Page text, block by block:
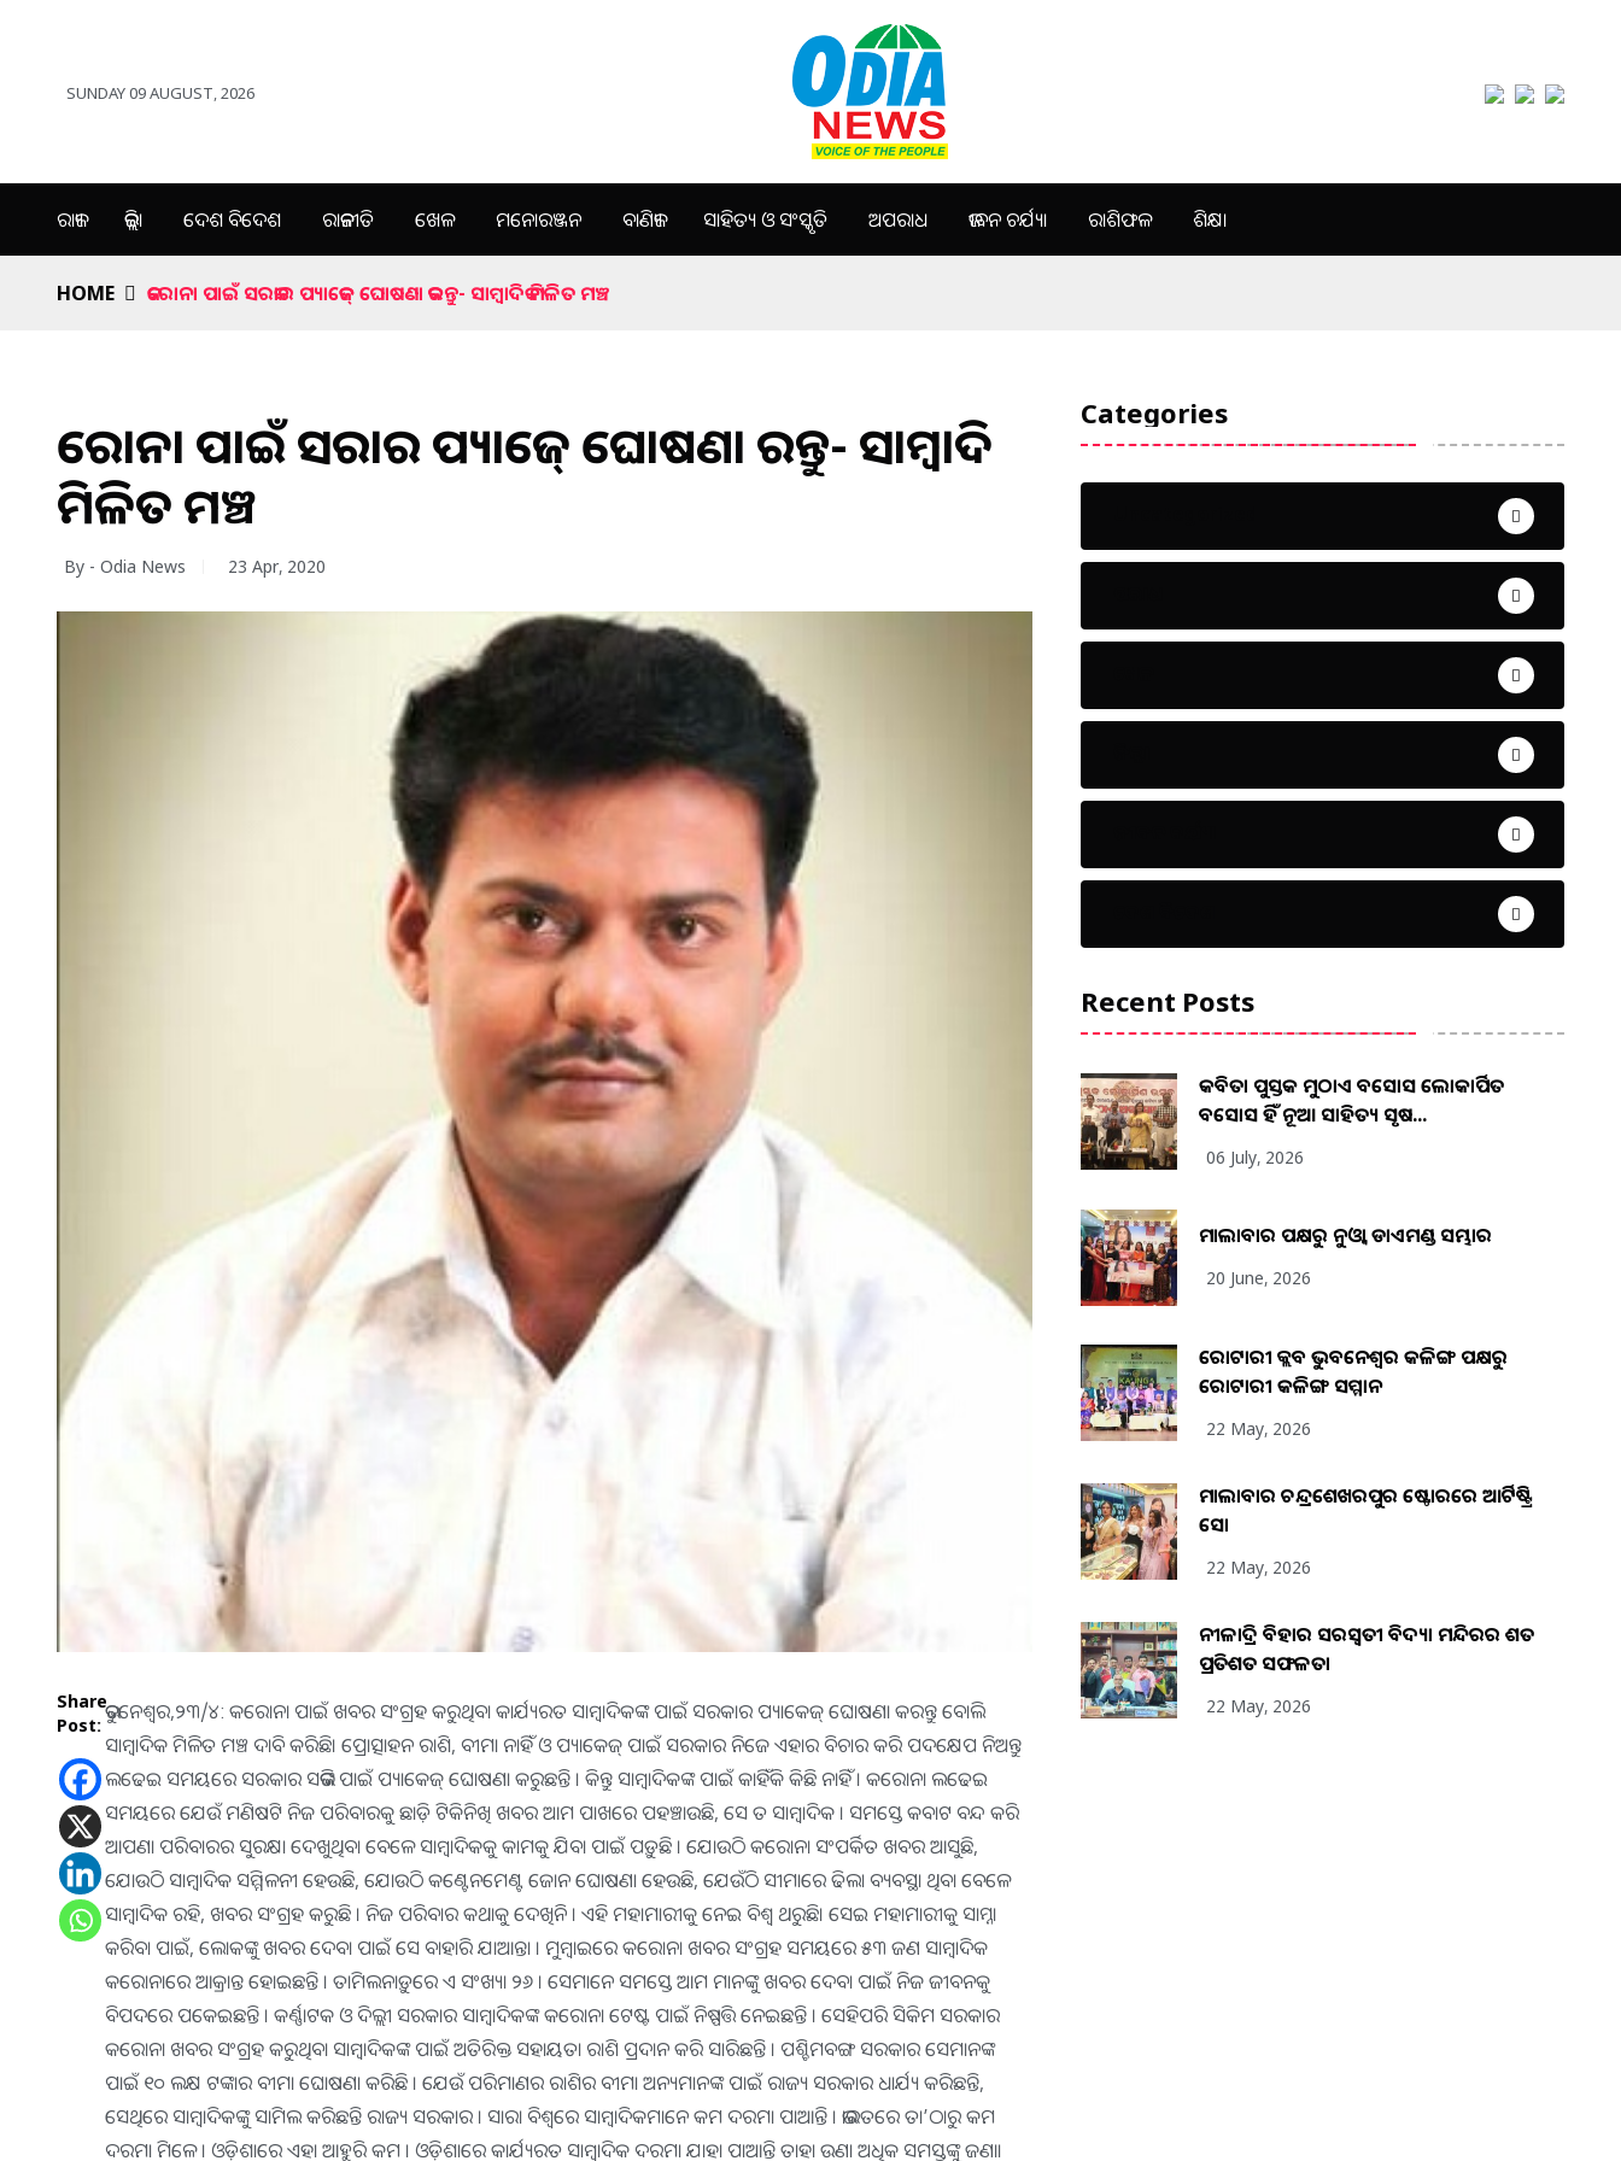
SUNDAY 09 AUGUST, 2026
ରାଜ୍ୟ ଜିଲ୍ଲା ଦେଶ ବିଦେଶ ରାଜନୀତି ଖେଳ ମନୋରଞ୍ଜନ ବାଣିଜ୍ୟ ସାହିତ୍ୟ ଓ ସଂସ୍କୃତି ଅପରାଧ ଜୀବନ ଚର୍ଯ୍ୟା ରାଶିଫଳ ଶିକ୍ଷା
HOME କରୋନା ପାଇଁ ସରକାର ପ୍ୟାକେଜ୍‌ ଘୋଷଣା କରନ୍ତୁ- ସାମ୍ବାଦିକ ମିଳିତ ମଞ୍ଚ
କରୋନା ପାଇଁ ସରକାର ପ୍ୟାକେଜ୍‌ ଘୋଷଣା କରନ୍ତୁ- ସାମ୍ବାଦିକ
ମିଳିତ ମଞ୍ଚ
By - Odia News 23 Apr, 2020
Share
Post:
ଭୁବନେଶ୍ବର,୨୩/୪: କରୋନା ପାଇଁ ଖବର ସଂଗ୍ରହ କରୁଥିବା କାର୍ଯ୍ୟରତ ସାମ୍ବାଦିକଙ୍କ ପାଇଁ ସରକାର ପ୍ୟାକେଜ୍‌ ଘୋଷଣା କରନ୍ତୁ ବୋଲି
ସାମ୍ବାଦିକ ମିଳିତ ମଞ୍ଚ ଦାବି କରିଛି। ପ୍ରୋତ୍ସାହନ ରାଶି, ବୀମା ନାହିଁ ଓ ପ୍ୟାକେଜ୍‍ ପାଇଁ ସରକାର ନିଜେ ଏହାର ବିଚାର କରି ପଦକ୍ଷେପ ନିଅନ୍ତୁ
ଲଢେଇ ସମୟରେ ସରକାର ସଭିଙ୍କ ପାଇଁ ପ୍ୟାକେଜ୍‍ ଘୋଷଣା କରୁଛନ୍ତି । କିନ୍ତୁ ସାମ୍ବାଦିକଙ୍କ ପାଇଁ କାହିଁକି କିଛି ନାହିଁ । କରୋନା ଲଢେଇ
ସମୟରେ ଯେଉଁ ମଣିଷଟି ନିଜ ପରିବାରକୁ ଛାଡ଼ି ଟିକିନିଖି ଖବର ଆମ ପାଖରେ ପହଞ୍ଚାଉଛି, ସେ ତ ସାମ୍ବାଦିକ । ସମସ୍ତେ କବାଟ ବନ୍ଦ କରି
ଆପଣା ପରିବାରର ସୁରକ୍ଷା ଦେଖୁଥିବା ବେଳେ ସାମ୍ବାଦିକକୁ କାମକୁ ଯିବା ପାଇଁ ପଡ଼ୁଛି । ଯୋଉଠି କରୋନା ସଂପର୍କିତ ଖବର ଆସୁଛି,
ଯୋଉଠି ସାମ୍ବାଦିକ ସମ୍ମିଳନୀ ହେଉଛି, ଯୋଉଠି କଣ୍ଟେନମେଣ୍ଟ ଜୋନ ଘୋଷଣା ହେଉଛି, ଯେଉଁଠି ସୀମାରେ ଢିଲା ବ୍ୟବସ୍ଥା ଥିବା ବେଳେ
ସାମ୍ବାଦିକ ରହି, ଖବର ସଂଗ୍ରହ କରୁଛି । ନିଜ ପରିବାର କଥାକୁ ଦେଖିନି । ଏହି ମହାମାରୀକୁ ନେଇ ବିଶ୍ୱ ଥରୁଛି। ସେଇ ମହାମାରୀକୁ ସାମ୍ନା
କରିବା ପାଇଁ, ଲୋକଙ୍କୁ ଖବର ଦେବା ପାଇଁ ସେ ବାହାରି ଯାଆନ୍ତା । ମୁମ୍ବାଇରେ କରୋନା ଖବର ସଂଗ୍ରହ ସମୟରେ ୫୩ ଜଣ ସାମ୍ବାଦିକ
କରୋନାରେ ଆକ୍ରାନ୍ତ ହୋଇଛନ୍ତି । ତାମିଲନାଡ଼ୁରେ ଏ ସଂଖ୍ୟା ୨୬ । ସେମାନେ ସମସ୍ତେ ଆମ ମାନଙ୍କୁ ଖବର ଦେବା ପାଇଁ ନିଜ ଜୀବନକୁ
ବିପଦରେ ପକେଇଛନ୍ତି । କର୍ଣ୍ଣାଟକ ଓ ଦିଲ୍ଲୀ ସରକାର ସାମ୍ବାଦିକଙ୍କ କରୋନା ଟେଷ୍ଟ ପାଇଁ ନିଷ୍ପତ୍ତି ନେଇଛନ୍ତି । ସେହିପରି ସିକିମ ସରକାର
କରୋନା ଖବର ସଂଗ୍ରହ କରୁଥିବା ସାମ୍ବାଦିକଙ୍କ ପାଇଁ ଅତିରିକ୍ତ ସହାୟତା ରାଶି ପ୍ରଦାନ କରି ସାରିଛନ୍ତି । ପଶ୍ଚିମବଙ୍ଗ ସରକାର ସେମାନଙ୍କ
ପାଇଁ ୧୦ ଲକ୍ଷ ଟଙ୍କାର ବୀମା ଘୋଷଣା କରିଛି । ଯେଉଁ ପରିମାଣର ରାଶିର ବୀମା ଅନ୍ୟମାନଙ୍କ ପାଇଁ ରାଜ୍ୟ ସରକାର ଧାର୍ଯ୍ୟ କରିଛନ୍ତି,
ସେଥିରେ ସାମ୍ବାଦିକଙ୍କୁ ସାମିଲ କରିଛନ୍ତି ରାଜ୍ୟ ସରକାର । ସାରା ବିଶ୍ୱରେ ସାମ୍ବାଦିକମାନେ କମ ଦରମା ପାଆନ୍ତି । ଭାରତରେ ତା’ଠାରୁ କମ
ଦରମା ମିଳେ । ଓଡ଼ିଶାରେ ଏହା ଆହୁରି କମ । ଓଡ଼ିଶାରେ କାର୍ଯ୍ୟରତ ସାମ୍ବାଦିକ ଦରମା ଯାହା ପାଆନ୍ତି ତାହା ଉଣା ଅଧିକ ସମସ୍ତଙ୍କୁ ଜଣା।
Categories
Recent Posts
କବିତା ପୁସ୍ତକ ମୁଠାଏ ଅବସୋସ ଲୋକାର୍ପିତ
ଅବସୋସ ହିଁ ନୂଆ ସାହିତ୍ୟ ସୃଷ...
06 July, 2026
ମାଲାବାର ପକ୍ଷରୁ ନୁଓ୍ବା ଡାଏମଣ୍ଡ ସମ୍ଭାର
20 June, 2026
ରୋଟାରୀ କ୍ଲବ ଭୁବନେଶ୍ୱର କଳିଙ୍ଗ ପକ୍ଷରୁ
ରୋଟାରୀ କଳିଙ୍ଗ ସମ୍ମାନ
22 May, 2026
ମାଲାବାର ଚନ୍ଦ୍ରଶେଖରପୁର ଷ୍ଟୋରରେ ଆର୍ଟିଷ୍ଟ୍ରି
ସୋ
22 May, 2026
ନୀଳାଦ୍ରି ବିହାର ସରସ୍ୱତୀ ବିଦ୍ୟା ମନ୍ଦିରର ଶତ
ପ୍ରତିଶତ ସଫଳତା
22 May, 2026